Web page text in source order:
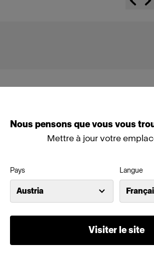
Nous pensons quevous vous
Mettre à jour votre
Pays
Austria
Langue
Visiter le site
Profoto
Profoto